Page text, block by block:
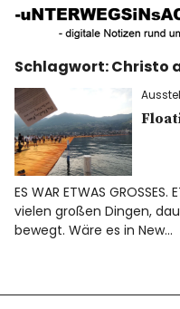
UNTERWEGS
KUNST
Start
AKTUELLE
ÜBER
Schlagwort:Christo
ES WAR ETWAS
vielen großen Dingen,
bewegt. Wäre es in New…